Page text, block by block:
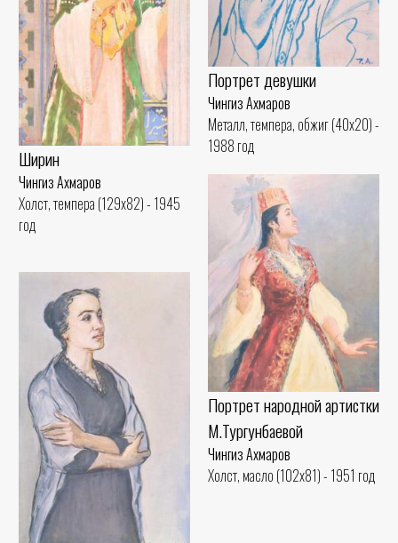
Портрет девушки
Чингиз Ахмаров
Металл, темпера, обжиг (40x20) -
1988 год
Ширин
Чингиз Ахмаров
Холст, темпера (129x82) - 1945
год
Портрет народной артистки
М.Тургунбаевой
Чингиз Ахмаров
Холст, масло (102x81) - 1951 год